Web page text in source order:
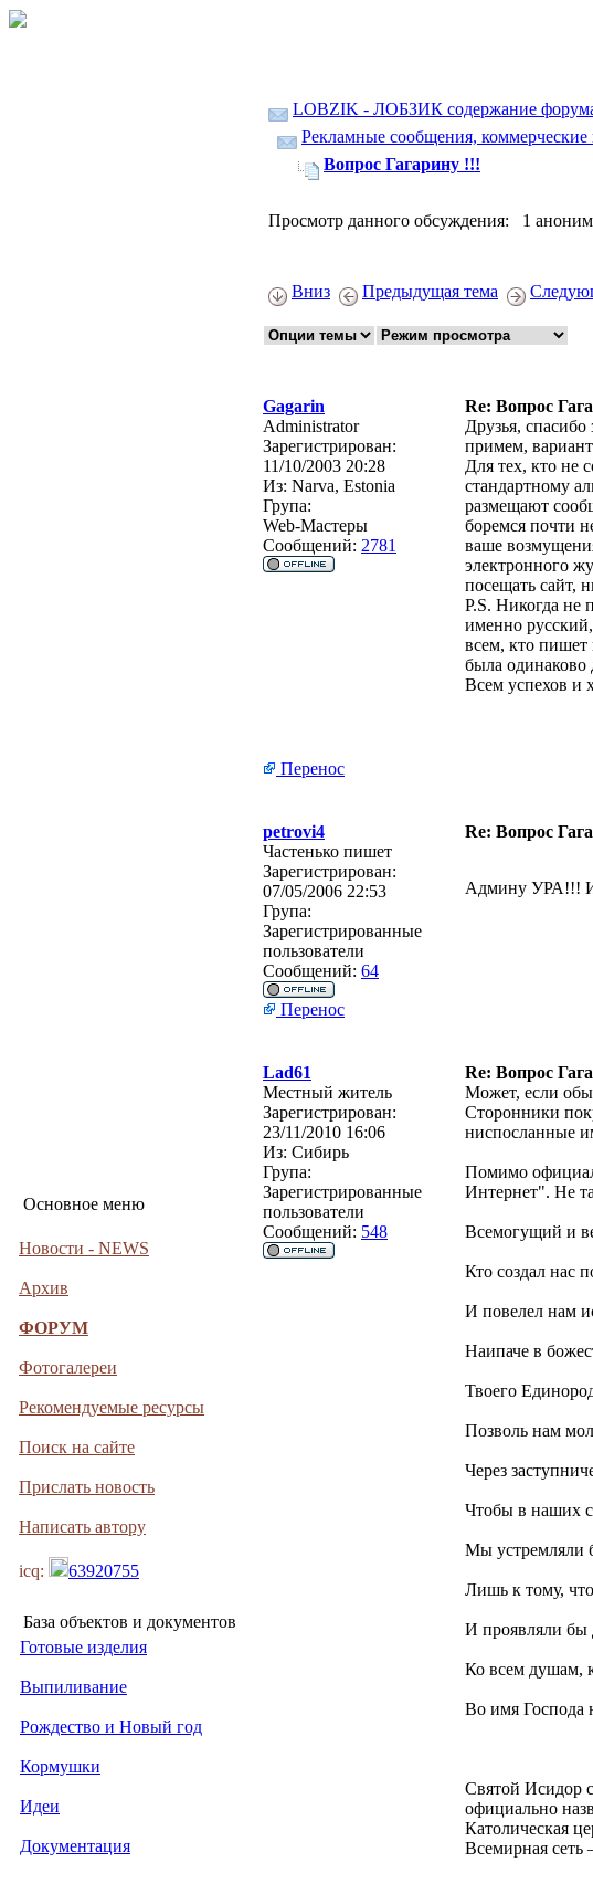
Основное меню
Новости - NEWS
Архив
ФОРУМ
Фотогалереи
Рекомендуемые ресурсы
Поиск на сайте
Прислать новость
Написать автору
icq: 63920755
База объектов и документов
Готовые изделия
Выпиливание
Рождество и Новый год
Кормушки
Идеи
Документация
LOBZIK - ЛОБЗИК содержание
Рекламные сообщения, коммерческие
Вопрос Гагарину !!!
Просмотр данного обсуждения: 1
Вниз Предыдущая тема
Gagarin Re: Вопрос
Administrator
Зарегистрирован:
11/10/2003 20:28
Из: Narva, Estonia
Група:
Web-Мастеры
Сообщений: 2781
Друзья,
примем,
Для тех, кто не
стандартному
размещают
боремся почти
ваше
электронного
посещать сайт,
P.S. Никогда не
именно
всем, кто пишет
была одинаково
Всем успехов и
Перенос
petrovi4 Re: Вопрос
Частенько пишет
Зарегистрирован:
07/05/2006 22:53
Група:
Зарегистрированные
пользователи
Сообщений: 64
Админу УРА!!! И
Перенос
Lad61 Re: Вопрос
Местный житель
Зарегистрирован:
23/11/2010 16:06
Из: Сибирь
Група:
Зарегистрированные
пользователи
Сообщений: 548
Может, если
Сторонники
ниспосланные
Помимо
Интернет". Не
Всемогущий и
Кто создал нас
И повелел нам
Наипаче в
Твоего
Позволь нам
Через
Чтобы в наших
Мы устремляли
Лишь к тому,
И проявляли бы
Ко всем душам,
Во имя Господа
Святой Исидор
официально
Католическая
Всемирная сеть